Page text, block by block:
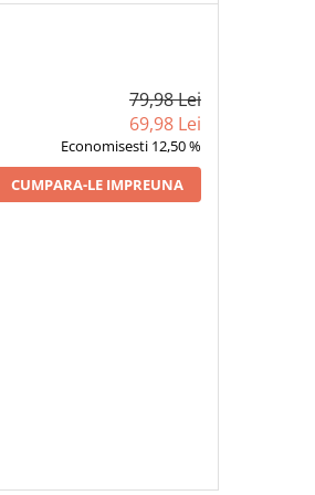
79,98 Lei
69,98 Lei
Economisesti 12,50 %
CUMPARA-LE IMPREUNA